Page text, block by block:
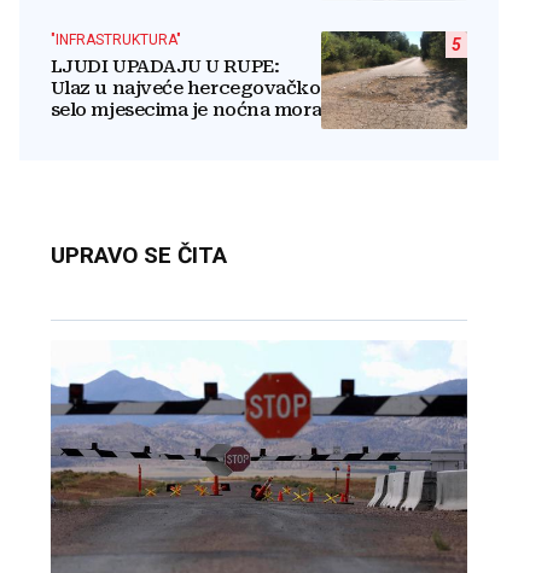
5
"INFRASTRUKTURA"
LJUDI UPADAJU U RUPE:
Ulaz u najveće hercegovačko
selo mjesecima je noćna mora
UPRAVO SE ČITA